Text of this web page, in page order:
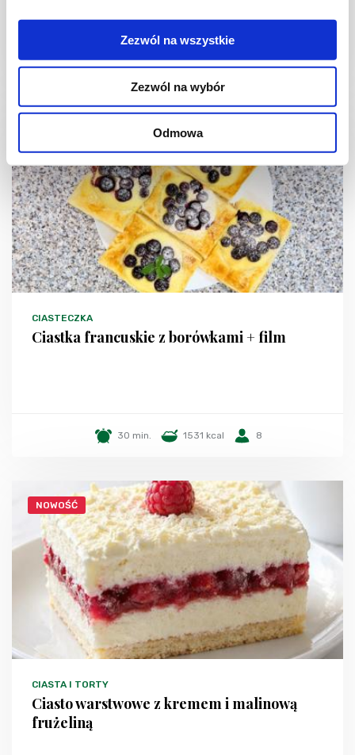
Zezwól na wszystkie
Zezwól na wybór
Odmowa
2 godz. 3705 kcal 12
CIASTECZKA
Ciastka francuskie z borówkami + film
30 min. 1531 kcal 8
NOWOŚĆ
CIASTA I TORTY
Ciasto warstwowe z kremem i malinową
frużeliną